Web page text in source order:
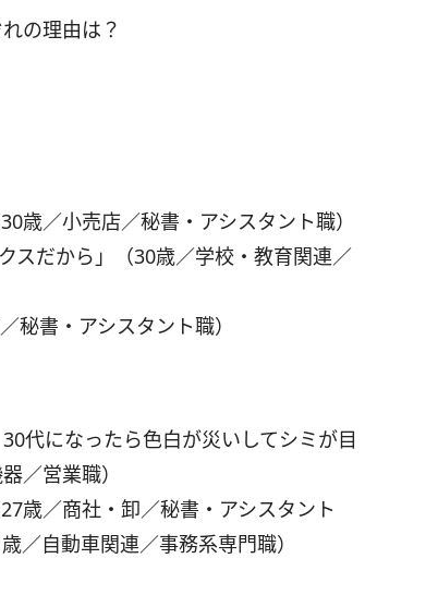
の理由は？
歳／小売店／秘書・アシスタント職）
スだから」（30歳／学校・教育関連／
秘書・アシスタント職）
代になったら色白が災いしてシミが目
／営業職）
歳／商社・卸／秘書・アシスタント
／自動車関連／事務系専門職）